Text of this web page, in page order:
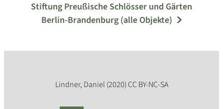
Stiftung Preußische Schlösser und Gärten
Berlin-Brandenburg (alle Objekte)